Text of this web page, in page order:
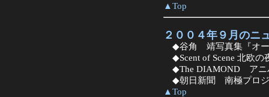
▲Top
２００４年９月のニ
◆谷角 靖写真集『オー
◆Scent of Scene 北欧の
◆The DIAMOND アニ
◆朝日新聞 南極プロジ
▲Top